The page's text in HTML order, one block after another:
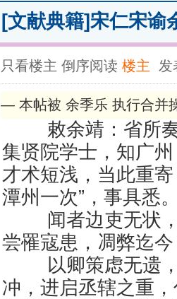
[文献典籍]宋仁宋谕
只看楼主 倒序阅读 楼主 发
— 本帖被 余季乐 执行合并
敕余靖：省所奏“
集贤院学士，知广
才术短浅，当此重
潭州一次”，事具悉
闻者边吏无状，
尝罹寇患，凋弊迄
以卿策虑无遗，
冲，进启丞辖之重